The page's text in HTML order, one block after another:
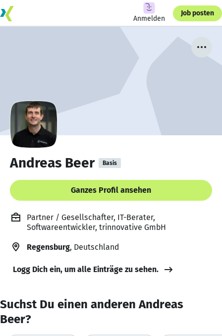
Anmelden
Job posten
Andreas Beer Basis
Ganzes Profil ansehen
Partner / Gesellschafter, IT-Berater,
Softwareentwickler, trinnovative GmbH
Regensburg, Deutschland
Logg Dich ein, um alle Einträge zu sehen.
Suchst Du einen anderen Andreas
Beer?